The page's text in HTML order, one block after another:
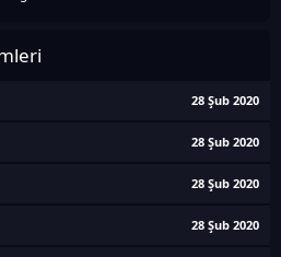
28 Şub 2020
28 Şub 2020
28 Şub 2020
28 Şub 2020